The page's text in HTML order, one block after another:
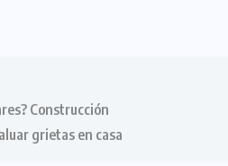
Construcción
grietas en casa